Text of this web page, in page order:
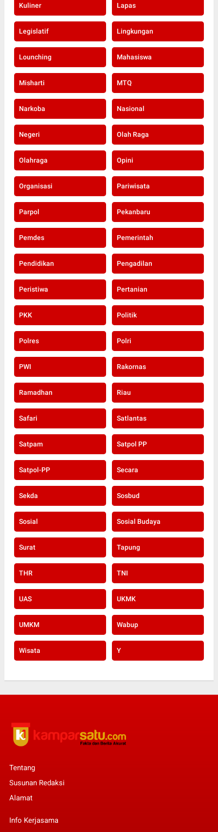
Kuliner Lapas
Legislatif Lingkungan
Lounching Mahasiswa
Misharti MTQ
Narkoba Nasional
Negeri Olah Raga
Olahraga Opini
Organisasi Pariwisata
Parpol Pekanbaru
Pemdes Pemerintah
Pendidikan Pengadilan
Peristiwa Pertanian
PKK Politik
Polres Polri
PWI Rakornas
Ramadhan Riau
Safari Satlantas
Satpam Satpol PP
Satpol-PP Secara
Sekda Sosbud
Sosial Sosial Budaya
Surat Tapung
THR TNI
UAS UKMK
UMKM Wabup
Wisata Y
Tentang
Susunan Redaksi
Alamat
Info Kerjasama